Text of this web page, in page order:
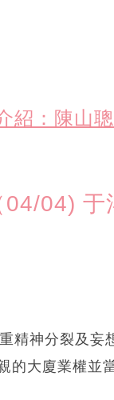
紹：陳山
04/04)
精神分裂及妄
大廈業權並